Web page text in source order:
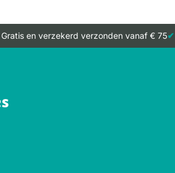
Gratis en verzekerd verzonden vanaf € 75